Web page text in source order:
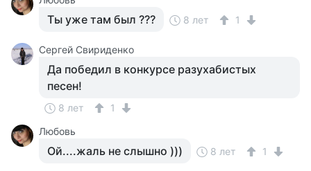
Ты уже там был ??? 8 лет 1
Cергей Свириденко
Да победил в конкурсе разухабистых
песен!
8 лет
1
Любовь
Ой....жаль не слышно ))) 8 лет 1